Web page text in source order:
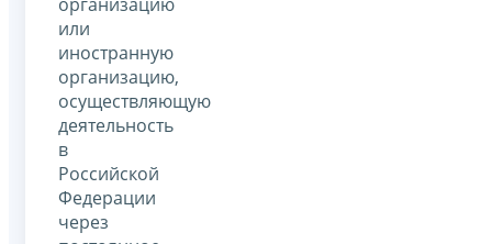
или
иностранную
организацию,
осуществляющую
деятельность
в
Российской
Федерации
через